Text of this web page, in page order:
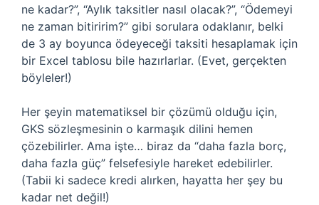
ne kadar?”, “Aylık taksitler nasıl olacak?”, “Ödemeyi
ne zaman bitiririm?” gibi sorulara odaklanır, belki
de 3 ay boyunca ödeyeceği taksiti hesaplamak için
bir Excel tablosu bile hazırlarlar. (Evet, gerçekten
böyleler!)
Her şeyin matematiksel bir çözümü olduğu için,
GKS sözleşmesinin o karmaşık dilini hemen
çözebilirler. Ama işte… biraz da “daha fazla borç,
daha fazla güç” felsefesiyle hareket edebilirler.
(Tabii ki sadece kredi alırken, hayatta her şey bu
kadar net değil!)